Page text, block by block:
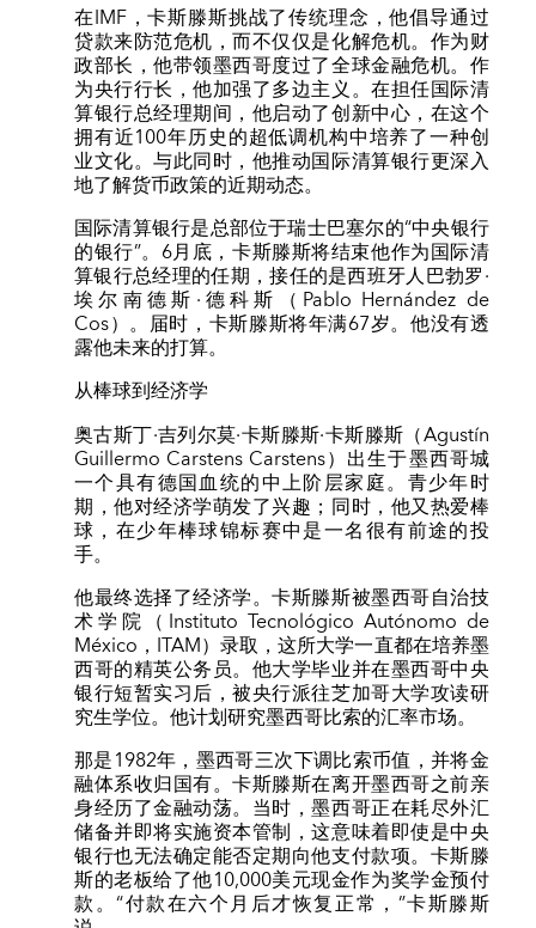
在IMF，卡斯滕斯挑战了传统理念，他倡导通过
贷款来防范危机，而不仅仅是化解危机。作为财
政部长，他带领墨西哥度过了全球金融危机。作
为央行行长，他加强了多边主义。在担任国际清
算银行总经理期间，他启动了创新中心，在这个
拥有近100年历史的超低调机构中培养了一种创
业文化。与此同时，他推动国际清算银行更深入
地了解货币政策的近期动态。
国际清算银行是总部位于瑞士巴塞尔的“中央银行
的银行”。6月底，卡斯滕斯将结束他作为国际清
算银行总经理的任期，接任的是西班牙人巴勃罗·
埃尔南德斯·德科斯（Pablo Hernández de
Cos）。届时，卡斯滕斯将年满67岁。他没有透
露他未来的打算。
从棒球到经济学
奥古斯丁·吉列尔莫·卡斯滕斯·卡斯滕斯（Agustín
Guillermo Carstens Carstens）出生于墨西哥城
一个具有德国血统的中上阶层家庭。青少年时
期，他对经济学萌发了兴趣；同时，他又热爱棒
球，在少年棒球锦标赛中是一名很有前途的投
手。
他最终选择了经济学。卡斯滕斯被墨西哥自治技
术学院（Instituto Tecnológico Autónomo de
México，ITAM）录取，这所大学一直都在培养墨
西哥的精英公务员。他大学毕业并在墨西哥中央
银行短暂实习后，被央行派往芝加哥大学攻读研
究生学位。他计划研究墨西哥比索的汇率市场。
那是1982年，墨西哥三次下调比索币值，并将金
融体系收归国有。卡斯滕斯在离开墨西哥之前亲
身经历了金融动荡。当时，墨西哥正在耗尽外汇
储备并即将实施资本管制，这意味着即使是中央
银行也无法确定能否定期向他支付款项。卡斯滕
斯的老板给了他10,000美元现金作为奖学金预付
款。“付款在六个月后才恢复正常，”卡斯滕斯